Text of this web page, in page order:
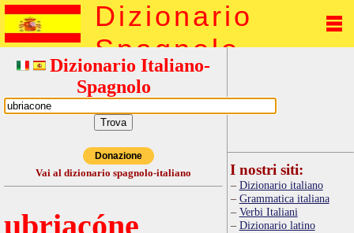
Dizionario
Spagnolo
Dizionario Italiano-
Spagnolo
Donazione
Vai al dizionario spagnolo-italiano
ubriacóne
I nostri siti:
Dizionario italiano
Grammatica italiana
Verbi Italiani
Dizionario latino